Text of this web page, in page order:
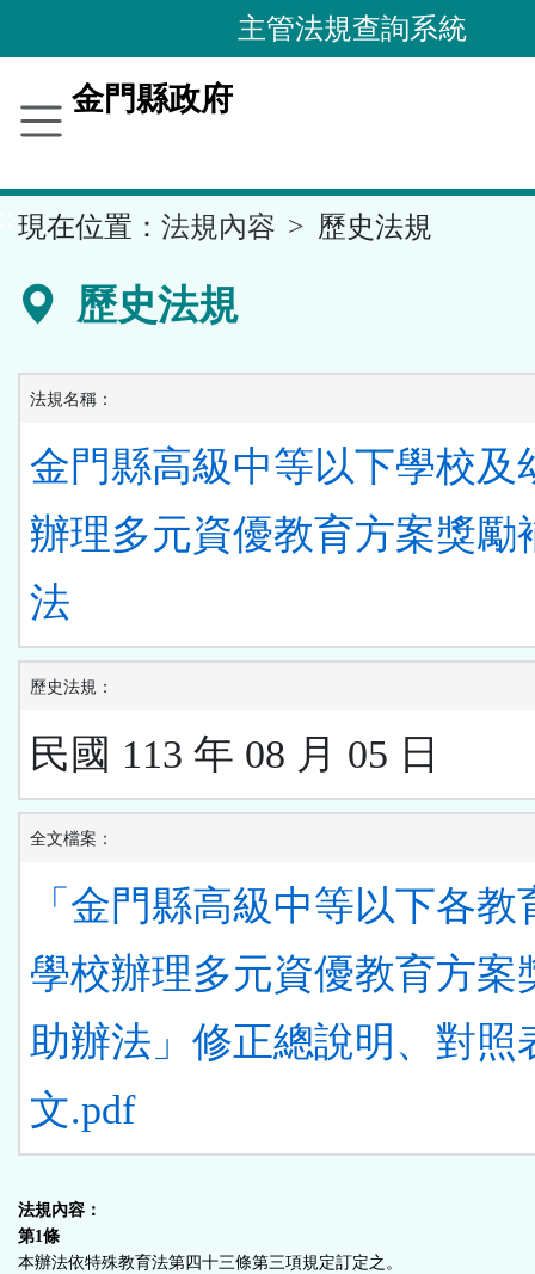
到
要
容
區
主管法規查詢系統
金門縣政府
現在位置： 法規內容 歷史法規
歷史法規
法規名稱：
金門縣高級中等以下學校及
辦理多元資優教育方案獎勵
法
歷史法規：
民國 113 年 08 月 05 日
全文檔案：
「金門縣高級中等以下各教
學校辦理多元資優教育方案
助辦法」修正總說明、對照
文.pdf
法規內容：
第1條
本辦法依特殊教育法第四十三條第三項規定訂定之。